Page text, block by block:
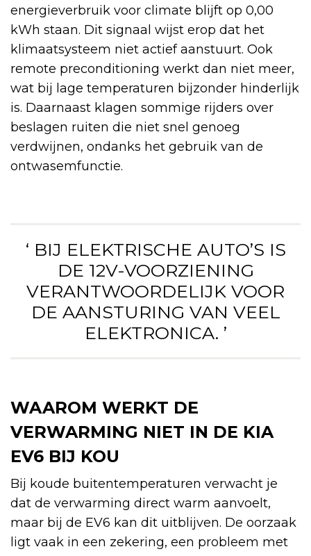
energieverbruik voor climate blijft op 0,00
kWh staan. Dit signaal wijst erop dat het
klimaatsysteem niet actief aanstuurt. Ook
remote preconditioning werkt dan niet meer,
wat bij lage temperaturen bijzonder hinderlijk
is. Daarnaast klagen sommige rijders over
beslagen ruiten die niet snel genoeg
verdwijnen, ondanks het gebruik van de
ontwasemfunctie.
‘ BIJ ELEKTRISCHE AUTO’S IS
DE 12V-VOORZIENING
VERANTWOORDELIJK VOOR
DE AANSTURING VAN VEEL
ELEKTRONICA. ’
WAAROM WERKT DE
VERWARMING NIET IN DE KIA
EV6 BIJ KOU
Bij koude buitentemperaturen verwacht je
dat de verwarming direct warm aanvoelt,
maar bij de EV6 kan dit uitblijven. De oorzaak
ligt vaak in een zekering, een probleem met